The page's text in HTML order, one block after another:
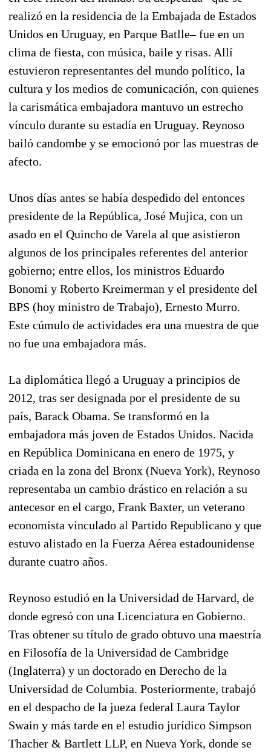
realizó en la residencia de la Embajada de Estados
Unidos en Uruguay, en Parque Batlle– fue en un
clima de fiesta, con música, baile y risas. Allí
estuvieron representantes del mundo político, la
cultura y los medios de comunicación, con quienes
la carismática embajadora mantuvo un estrecho
vínculo durante su estadía en Uruguay. Reynoso
bailó candombe y se emocionó por las muestras de
afecto.
Unos días antes se había despedido del entonces
presidente de la República, José Mujica, con un
asado en el Quincho de Varela al que asistieron
algunos de los principales referentes del anterior
gobierno; entre ellos, los ministros Eduardo
Bonomi y Roberto Kreimerman y el presidente del
BPS (hoy ministro de Trabajo), Ernesto Murro.
Este cúmulo de actividades era una muestra de que
no fue una embajadora más.
La diplomática llegó a Uruguay a principios de
2012, tras ser designada por el presidente de su
país, Barack Obama. Se transformó en la
embajadora más joven de Estados Unidos. Nacida
en República Dominicana en enero de 1975, y
criada en la zona del Bronx (Nueva York), Reynoso
representaba un cambio drástico en relación a su
antecesor en el cargo, Frank Baxter, un veterano
economista vinculado al Partido Republicano y que
estuvo alistado en la Fuerza Aérea estadounidense
durante cuatro años.
Reynoso estudió en la Universidad de Harvard, de
donde egresó con una Licenciatura en Gobierno.
Tras obtener su título de grado obtuvo una maestría
en Filosofía de la Universidad de Cambridge
(Inglaterra) y un doctorado en Derecho de la
Universidad de Columbia. Posteriormente, trabajó
en el despacho de la jueza federal Laura Taylor
Swain y más tarde en el estudio jurídico Simpson
Thacher & Bartlett LLP, en Nueva York, donde se